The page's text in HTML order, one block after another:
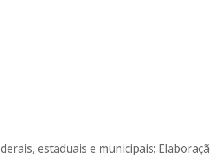
estaduais e municipais;